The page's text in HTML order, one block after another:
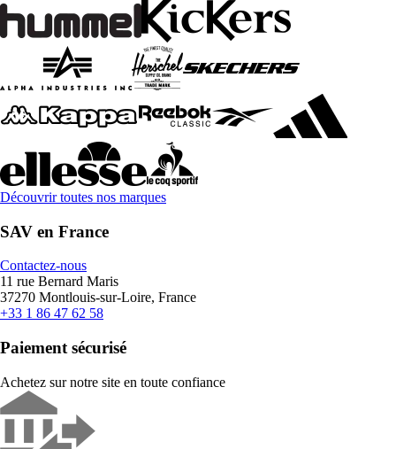
Découvrir toutes nos marques
SAV en France
Contactez-nous
11 rue Bernard Maris
37270 Montlouis-sur-Loire, France
+33 1 86 47 62 58
Paiement sécurisé
Achetez sur notre site en toute confiance